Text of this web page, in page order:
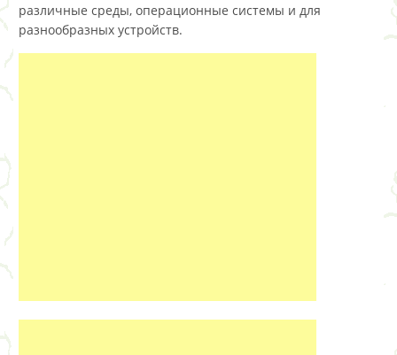
различные среды, операционные системы и для
разнообразных устройств.